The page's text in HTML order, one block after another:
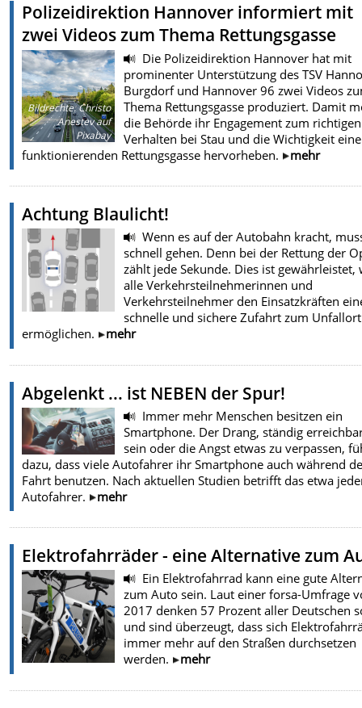
Polizeidirektion Hannover informiert mit
zwei Videos zum Thema Rettungsgasse
Bildrechte:Christo
Anestev auf
Pixabay
Die Polizeidirektion Hannover hat mit
prominenter Unterstützung des TSV
Burgdorf und Hannover 96 zwei Videos
Thema Rettungsgasse produziert. Damit
die Behörde ihr Engagement zum richtigen
Verhalten bei Stau und die Wichtigkeit
funktionierenden Rettungsgasse hervorheben.
mehr
Achtung Blaulicht!
Wenn es auf der Autobahn kracht,
schnell gehen. Denn bei der Rettung der
zählt jede Sekunde. Dies ist gewährleistet,
alle Verkehrsteilnehmerinnen und
Verkehrsteilnehmer den Einsatzkräften
schnelle und sichere Zufahrt zum Unfallort
ermöglichen.
mehr
Abgelenkt ... ist NEBEN der Spur!
Immer mehr Menschen besitzen ein
Smartphone. Der Drang, ständig
sein oder die Angst etwas zu verpassen,
dazu, dass viele Autofahrer ihr Smartphone auch während
Fahrt benutzen. Nach aktuellen Studien betrifft das etwa
Autofahrer.
mehr
Elektrofahrräder - eine Alternative zum
Ein Elektrofahrrad kann eine gute
zum Auto sein. Laut einer forsa-Umfrage
2017 denken 57 Prozent aller Deutschen
und sind überzeugt, dass sich
immer mehr auf den Straßen durchsetzen
werden.
mehr